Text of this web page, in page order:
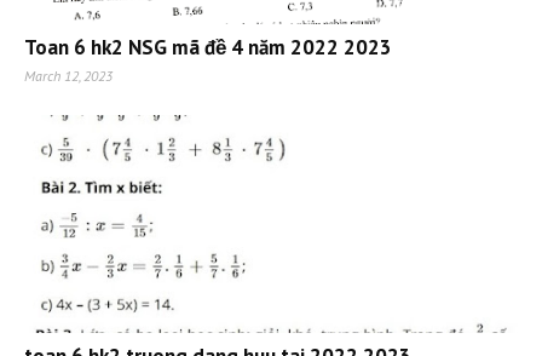
Toan 6 hk2 NSG mã đề 4 năm 2022 2023
March 12, 2023